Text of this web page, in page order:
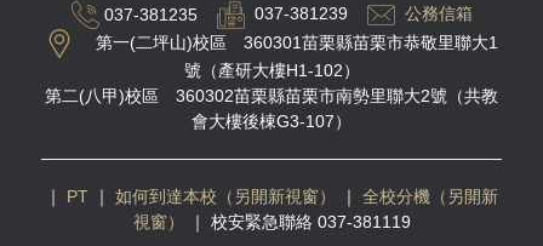
037-381235
037-381239
公務信箱
第一(二坪山)校區 360301苗栗縣苗栗市恭敬里聯大1
號（產研大樓H1-102）
第二(八甲)校區 360302苗栗縣苗栗市南勢里聯大2號（共教
會大樓後棟G3-107）
｜ PT ｜ 如何到達本校（另開新視窗） ｜ 全校分機（另開新
視窗）
｜ 校安緊急聯絡 037-381119